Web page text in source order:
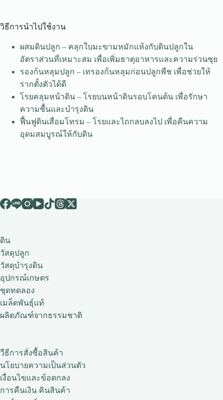
วิธีการนำไปใช้งาน
ผสมดินปลูก – คลุกใบมะขามหมักแห้งกับดินปลูกใน
อัตราส่วนที่เหมาะสม เพื่อเพิ่มธาตุอาหารและความร่วนซุย
รองก้นหลุมปลูก – เทรองก้นหลุมก่อนปลูกพืช เพื่อช่วยให้
รากตั้งตัวได้ดี
โรยคลุมหน้าดิน – โรยบนหน้าดินรอบโคนต้น เพื่อรักษา
ความชื้นและบำรุงดิน
ฟื้นฟูดินเสื่อมโทรม – โรยและไถกลบลงไป เพื่อคืนความ
อุดมสมบูรณ์ให้กับดิน
ดิน
วัสดุปลูก
วัสดุบำรุงดิน
อุปกรณ์เกษตร
ชุดทดลอง
เมล็ดพันธุ์แท้
ผลิตภัณฑ์จากธรรมชาติ
วืธีการสั่งซื้อสินค้า
นโยบายความเป็นส่วนตัว
เงื่อนไขและข้อตกลง
การคืนเงิน คินสินค้า